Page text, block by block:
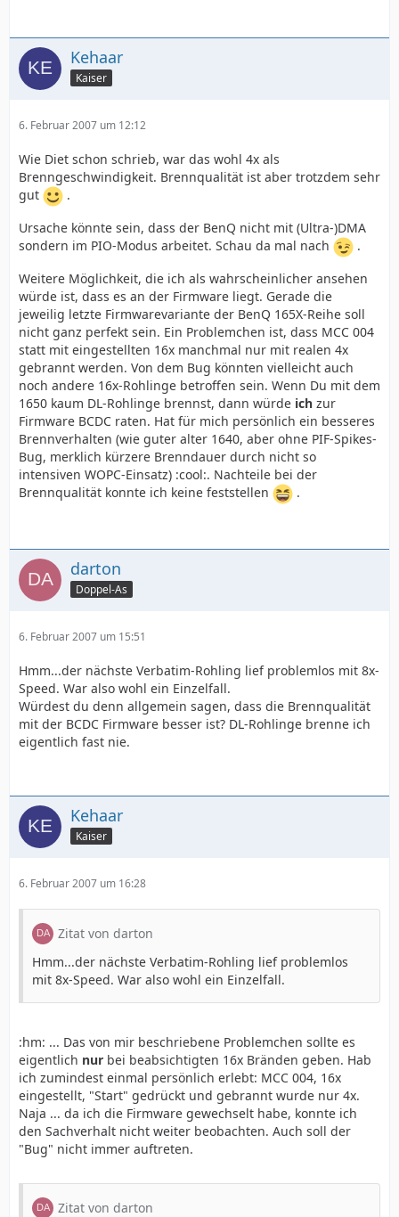
Kehaar
Kaiser
6. Februar 2007 um 12:12
Wie Diet schon schrieb, war das wohl 4x als
Brenngeschwindigkeit. Brennqualität ist aber trotzdem sehr
gut
.
Ursache könnte sein, dass der BenQ nicht mit (Ultra-)DMA
sondern im PIO-Modus arbeitet. Schau da mal nach
.
Weitere Möglichkeit, die ich als wahrscheinlicher ansehen
würde ist, dass es an der Firmware liegt. Gerade die
jeweilig letzte Firmwarevariante der BenQ 165X-Reihe soll
nicht ganz perfekt sein. Ein Problemchen ist, dass MCC 004
statt mit eingestellten 16x manchmal nur mit realen 4x
gebrannt werden. Von dem Bug könnten vielleicht auch
noch andere 16x-Rohlinge betroffen sein. Wenn Du mit dem
1650 kaum DL-Rohlinge brennst, dann würde ich zur
Firmware BCDC raten. Hat für mich persönlich ein besseres
Brennverhalten (wie guter alter 1640, aber ohne PIF-Spikes-
Bug, merklich kürzere Brenndauer durch nicht so
intensiven WOPC-Einsatz) :cool:. Nachteile bei der
Brennqualität konnte ich keine feststellen
.
darton
Doppel-As
6. Februar 2007 um 15:51
Hmm...der nächste Verbatim-Rohling lief problemlos mit 8x-
Speed. War also wohl ein Einzelfall.
Würdest du denn allgemein sagen, dass die Brennqualität
mit der BCDC Firmware besser ist? DL-Rohlinge brenne ich
eigentlich fast nie.
Kehaar
Kaiser
6. Februar 2007 um 16:28
Zitat von darton
Hmm...der nächste Verbatim-Rohling lief problemlos
mit 8x-Speed. War also wohl ein Einzelfall.
:hm: ... Das von mir beschriebene Problemchen sollte es
eigentlich nur bei beabsichtigten 16x Bränden geben. Hab
ich zumindest einmal persönlich erlebt: MCC 004, 16x
eingestellt, "Start" gedrückt und gebrannt wurde nur 4x.
Naja ... da ich die Firmware gewechselt habe, konnte ich
den Sachverhalt nicht weiter beobachten. Auch soll der
"Bug" nicht immer auftreten.
Zitat von darton